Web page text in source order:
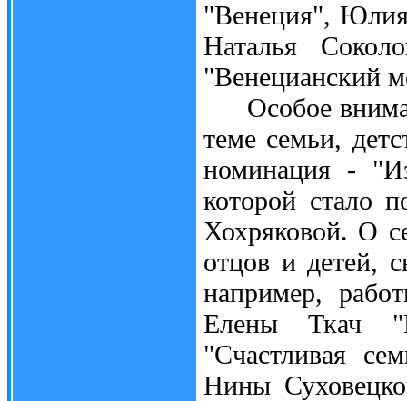
"Венеция",
Наталья
"Венецианский
Особое
теме семьи,
номинация -
которой стало
Хохряковой. О
отцов и детей,
например,
Елены Ткач
"Счастливая
Нины